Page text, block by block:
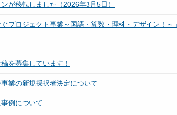
が移転しました（2026年3月5日）
プロジェクト事業～国語・算数・理科・デザイン！～
を募集しています！
業の新規採択者決定について
例について